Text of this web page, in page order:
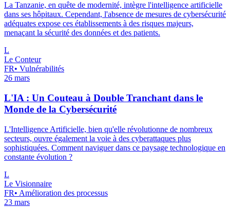
La Tanzanie, en quête de modernité, intègre l'intelligence artificielle
dans ses hôpitaux. Cependant, l'absence de mesures de cybersécurité
adéquates expose ces établissements à des risques majeurs,
menaçant la sécurité des données et des patients.
L
Le Conteur
FR• Vulnérabilités
26 mars
L'IA : Un Couteau à Double Tranchant dans le
Monde de la Cybersécurité
L'Intelligence Artificielle, bien qu'elle révolutionne de nombreux
secteurs, ouvre également la voie à des cyberattaques plus
sophistiquées. Comment naviguer dans ce paysage technologique en
constante évolution ?
L
Le Visionnaire
FR• Amélioration des processus
23 mars